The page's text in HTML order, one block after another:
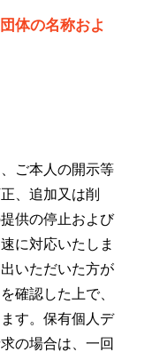
体の名称およ
ご本人の開示等
、追加又は削
供の停止および
に対応いたしま
いただいた方が
確認した上で、
す。保有個人デ
の場合は、一回